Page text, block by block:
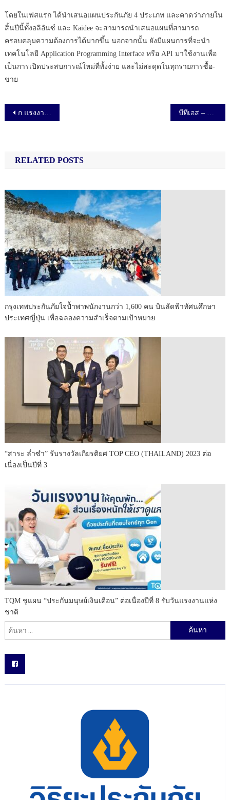
โดยในเฟสแรก ได้นำเสนอแผนประกันภัย 4 ประเภท และคาดว่าภายใน
สิ้นปีนี้ทั้งอลิอันซ์ และ Kaidee จะสามารถนำเสนอแผนที่สามารถ
ครอบคลุมความต้องการได้มากขึ้น นอกจากนั้น ยังมีแผนการที่จะนำ
เทคโนโลยี Application Programming Interface หรือ API มาใช้งานเพื่อ
เป็นการเปิดประสบการณ์ใหม่ที่ทั้งง่าย และไม่สะดุดในทุกรายการซื้อ-
ขาย
เมนูนำทาง เรื่อง
ก.แรงงาน แถลงจัดแข่งฝีมืออาเซียน ชิงชัย 26 สาขา
RELATED POSTS
กรุงเทพประกันภัยใจป้ำพาพนักงานกว่า 1,600 คน บินลัดฟ้าทัศนศึกษา
ประเทศญี่ปุ่น เพื่อฉลองความสำเร็จตามเป้าหมาย
“สาระ ล่ำซำ” รับรางวัลเกียรติยศ TOP CEO (THAILAND) 2023 ต่อ
เนื่องเป็นปีที่ 3
TQM ชูแผน “ประกันมนุษย์เงินเดือน” ต่อเนื่องปีที่ 8 รับวันแรงงานแห่ง
ชาติ
ค้นหาสำหรับ: